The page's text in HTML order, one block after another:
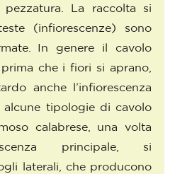
La raccolta si
(infiorescenze) sono
In genere il cavolo
che i fiori si aprano,
anche l’infiorescenza
alcune tipologie di cavolo
calabrese, una volta
principale, si
laterali, che producono